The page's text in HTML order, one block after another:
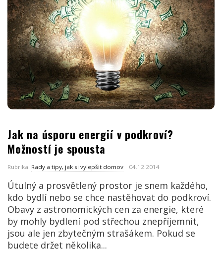
Jak na úsporu energií v podkroví?
Možností je spousta
Rubrika: Rady a tipy, jak si vylepšit domov 04.12.2014
Útulný a prosvětlený prostor je snem každého,
kdo bydlí nebo se chce nastěhovat do podkroví.
Obavy z astronomických cen za energie, které
by mohly bydlení pod střechou znepříjemnit,
jsou ale jen zbytečným strašákem. Pokud se
budete držet několika...